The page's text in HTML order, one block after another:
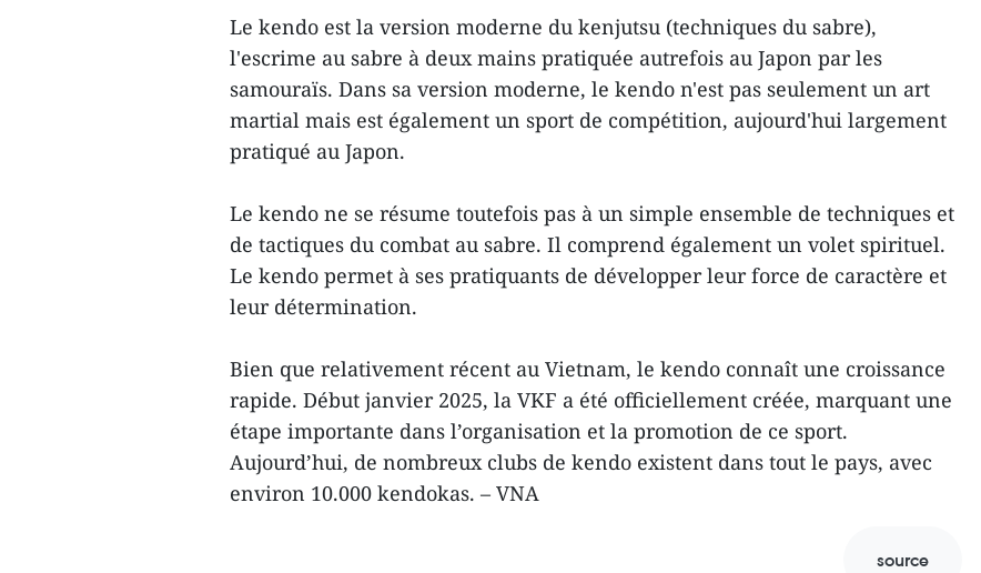
Le kendo est la version moderne du kenjutsu (techniques du sabre),
l'escrime au sabre à deux mains pratiquée autrefois au Japon par les
samouraïs. Dans sa version moderne, le kendo n'est pas seulement un art
martial mais est également un sport de compétition, aujourd'hui largement
pratiqué au Japon.
Le kendo ne se résume toutefois pas à un simple ensemble de techniques et
de tactiques du combat au sabre. Il comprend également un volet spirituel.
Le kendo permet à ses pratiquants de développer leur force de caractère et
leur détermination.
Bien que relativement récent au Vietnam, le kendo connaît une croissance
rapide. Début janvier 2025, la VKF a été officiellement créée, marquant une
étape importante dans l’organisation et la promotion de ce sport.
Aujourd’hui, de nombreux clubs de kendo existent dans tout le pays, avec
environ 10.000 kendokas. – VNA
source